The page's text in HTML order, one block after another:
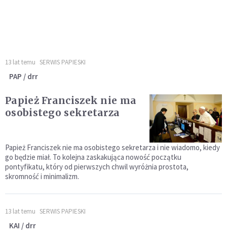
13 lat temu SERWIS PAPIESKI
PAP / drr
Papież Franciszek nie ma
osobistego sekretarza
Papież Franciszek nie ma osobistego sekretarza i nie wiadomo, kiedy
go będzie miał. To kolejna zaskakująca nowość początku
pontyfikatu, który od pierwszych chwil wyróżnia prostota,
skromność i minimalizm.
13 lat temu SERWIS PAPIESKI
KAI / drr